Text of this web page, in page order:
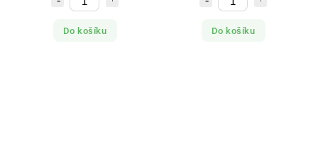
Do košíku Do košíku